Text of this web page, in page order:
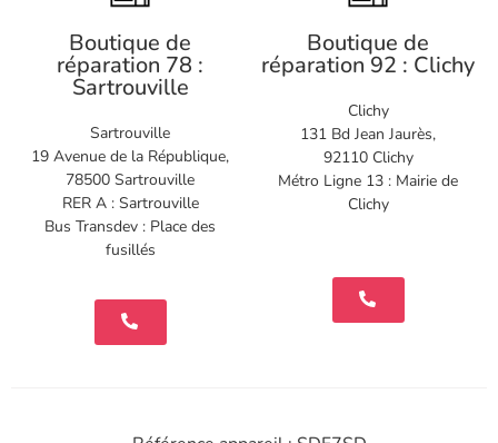
Boutique de
réparation 78 :
Sartrouville
Sartrouville
19 Avenue de la République,
78500 Sartrouville
RER A : Sartrouville
Bus Transdev : Place des
fusillés
Boutique de
réparation 92 : Clichy
Clichy
131 Bd Jean Jaurès,
92110 Clichy
Métro Ligne 13 : Mairie de
Clichy